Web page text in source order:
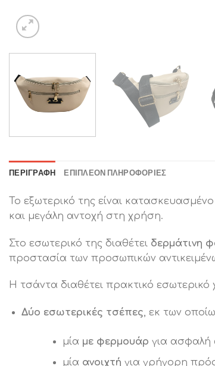
ΠΕΡΙΓΡΑΦΉ ΕΠΙΠΛΈΟΝ ΠΛΗΡΟΦΟΡΊΕΣ
Το εξωτερικό της είναι
και μεγάλη αντοχή στη χρήση.
Στο εσωτερικό της διαθέτει δερμάτινη
προστασία των προσωπικών
Η τσάντα διαθέτει πρακτικό
Δύο εσωτερικές τσέπες, εκ των
μία με φερμουάρ για
μία ανοιχτή για γρήγορη